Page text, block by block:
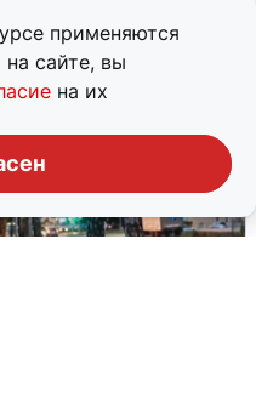
применяются
сайте, вы
на их